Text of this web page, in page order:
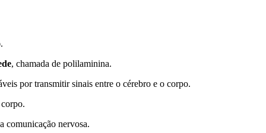
, chamada de polilaminina.
por transmitir sinais entre o cérebro e o corpo.
comunicação nervosa.